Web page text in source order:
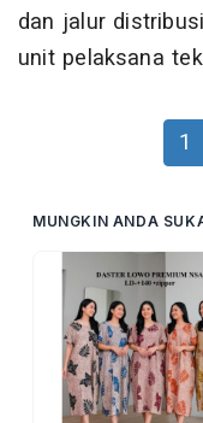
dan jalur
unit pelaksana
1